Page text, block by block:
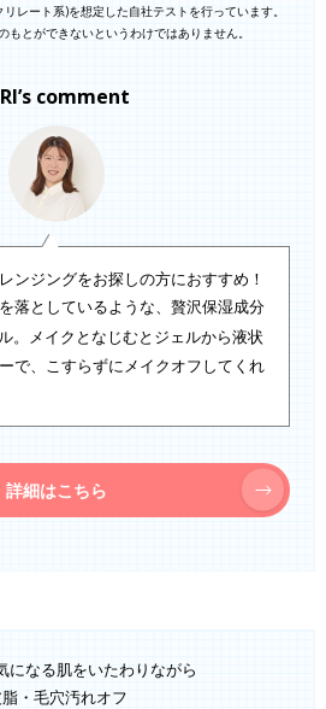
レート系)を想定した自社テストを行っています。
とができないというわけではありません。
comment
ンジングをお探しの方におすすめ！
落としているような、贅沢保湿成分
。メイクとなじむとジェルから液状
で、こすらずにメイクオフしてくれ
詳細はこちら
になる肌をいたわりながら
・毛穴汚れオフ